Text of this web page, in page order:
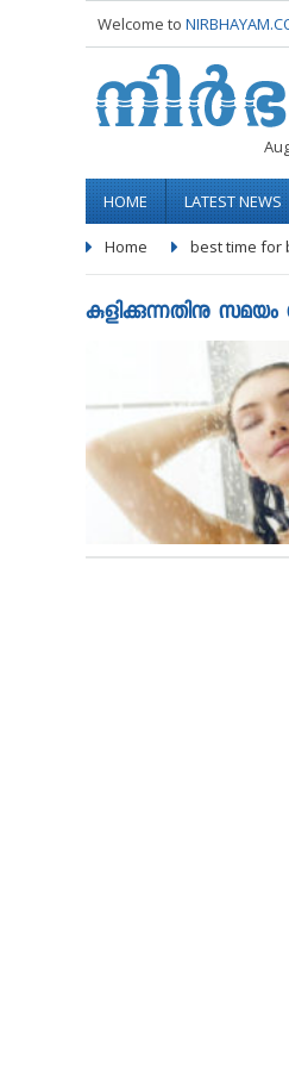
Welcome to
HOME LATEST NEWS
Home best time for
കുളിക്കുന്നതിനു